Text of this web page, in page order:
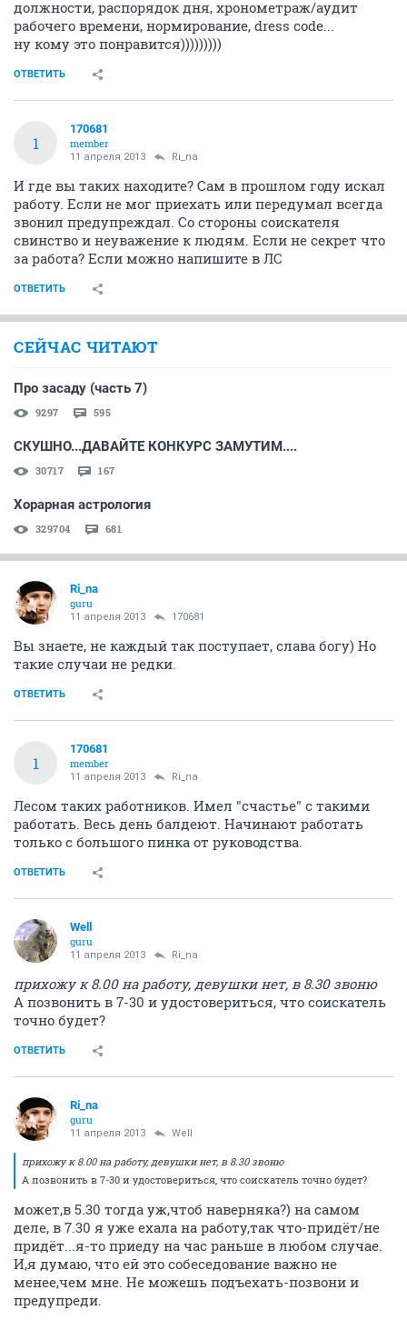
должности, распорядок дня, хронометраж/аудит
рабочего времени, нормирование, dress code...
ну кому это понравится)))))))))
ОТВЕТИТЬ
1
170681
member
11 апреля 2013 Ri_na
И где вы таких находите? Сам в прошлом году искал
работу. Если не мог приехать или передумал всегда
звонил предупреждал. Со стороны соискателя
свинство и неуважение к людям. Если не секрет что
за работа? Если можно напишите в ЛС
ОТВЕТИТЬ
СЕЙЧАС ЧИТАЮТ
Про засаду (часть 7)
9297 595
СКУШНО...ДАВАЙТЕ КОНКУРС ЗАМУТИМ....
30717 167
Хорарная астрология
329704 681
Ri_na
guru
11 апреля 2013 170681
Вы знаете, не каждый так поступает, слава богу) Но
такие случаи не редки.
ОТВЕТИТЬ
1
170681
member
11 апреля 2013 Ri_na
Лесом таких работников. Имел "счастье" с такими
работать. Весь день балдеют. Начинают работать
только с большого пинка от руководства.
ОТВЕТИТЬ
Well
guru
11 апреля 2013 Ri_na
прихожу к 8.00 на работу, девушки нет, в 8.30 звоню
А позвонить в 7-30 и удостовериться, что соискатель
точно будет?
ОТВЕТИТЬ
Ri_na
guru
11 апреля 2013 Well
прихожу к 8.00 на работу, девушки нет, в 8.30 звоню
А позвонить в 7-30 и удостовериться, что соискатель точно будет?
может,в 5.30 тогда уж,чтоб наверняка?) на самом
деле, в 7.30 я уже ехала на работу,так что-придёт/не
придёт...я-то приеду на час раньше в любом случае.
И,я думаю, что ей это собеседование важно не
менее,чем мне. Не можешь подъехать-позвони и
предупреди.